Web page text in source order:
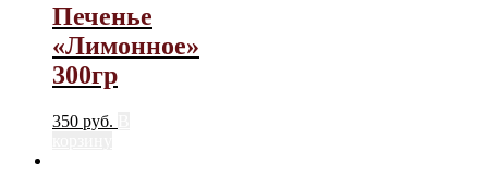
Печенье
«Лимонное»
300гр
350 руб.